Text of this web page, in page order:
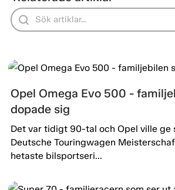
Opel Omega Evo 500 -
dopade sig
Det var tidigt 90-tal och Opel ville ge
Deutsche Touringwagen
hetaste bilsportseri...